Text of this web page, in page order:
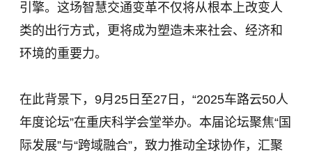
引擎。这场智慧交通变革不仅将从根本上改变人
类的出行方式，更将成为塑造未来社会、经济和
环境的重要力。
在此背景下，9月25日至27日，“2025车路云50人
年度论坛”在重庆科学会堂举办。本届论坛聚焦“国
际发展”与“跨域融合”，致力推动全球协作，汇聚